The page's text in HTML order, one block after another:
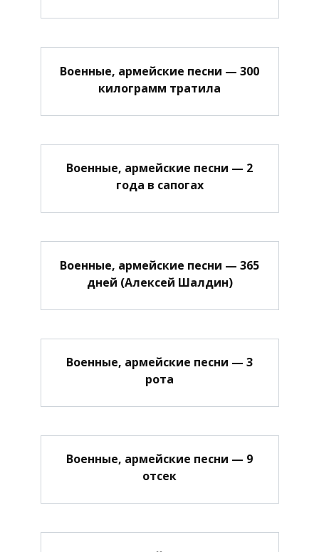
Военные, армейские песни — 300
килограмм тратила
Военные, армейские песни — 2
года в сапогах
Военные, армейские песни — 365
дней (Алексей Шалдин)
Военные, армейские песни — 3
рота
Военные, армейские песни — 9
отсек